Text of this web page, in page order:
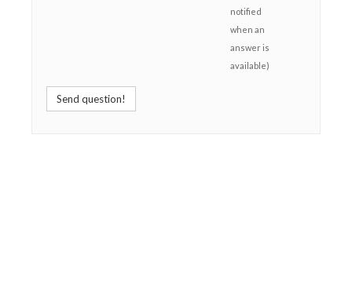
notified
when an
answer is
available)
Send question!